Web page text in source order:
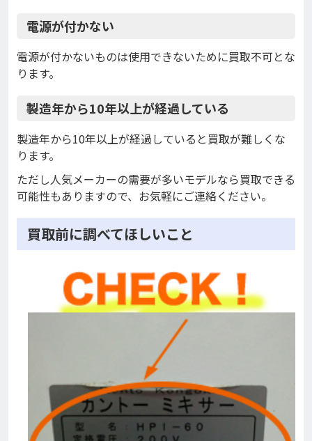
電源が付かない
電源が付かないものは使用できないために買取不可とな
ります。
製造年から10年以上が経過している
製造年から10年以上が経過していると買取が難しくな
ります。
ただし人気メーカーの需要が多いモデルなら買取できる
可能性もありますので、お気軽にご連絡ください。
買取前に調べてほしいこと